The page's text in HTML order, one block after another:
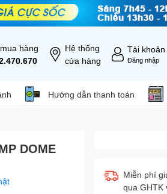
hàng
Hệ thống
cửa hàng
Tài khoản
Đăng nhập
Hướng dẫn thanh toán
DOME
Miễn phí
qua GHTK